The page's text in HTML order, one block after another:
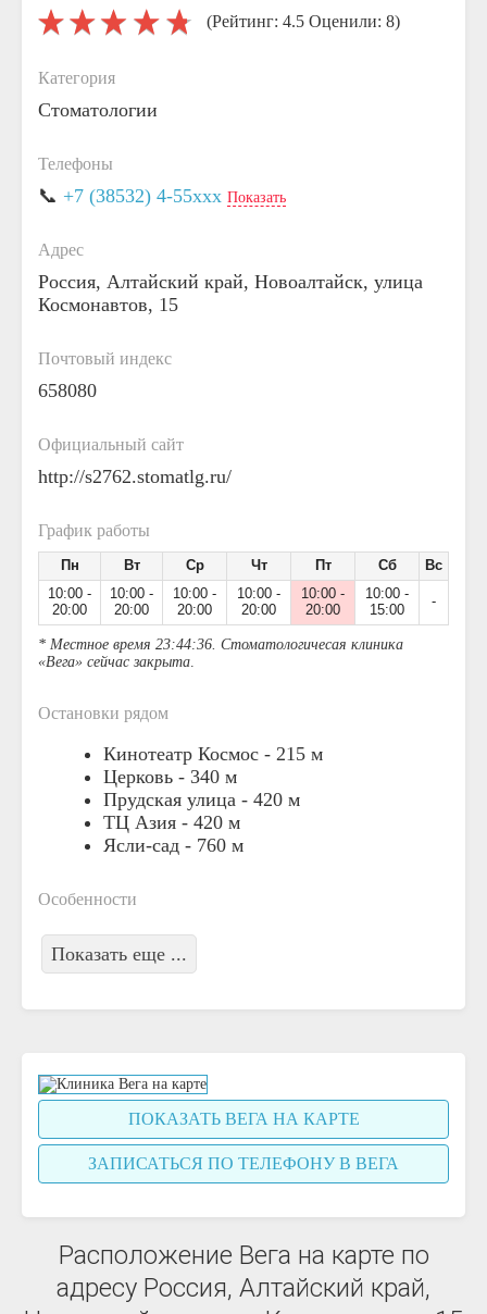
(Рейтинг: 4.5 Оценили: 8)
Категория
Стоматологии
Телефоны
📞 +7 (38532) 4-55xxx Показать
Адрес
Россия, Алтайский край, Новоалтайск, улица
Космонавтов, 15
Почтовый индекс
658080
Официальный сайт
http://s2762.stomatlg.ru/
График работы
Пн Вт Ср Чт Пт Сб
Вс
10:00 -
20:00
10:00 -
20:00
10:00 -
20:00
10:00 -
20:00
10:00 -
20:00
10:00 -
15:00
-
* Местное время 23:44:36. Стоматологичесая клиника
«Вега» сейчас закрыта.
Остановки рядом
Кинотеатр Космос - 215 м
Церковь - 340 м
Прудская улица - 420 м
ТЦ Азия - 420 м
Ясли-сад - 760 м
Особенности
Показать еще ...
ПОКАЗАТЬ ВЕГА НА КАРТЕ
ЗАПИСАТЬСЯ ПО ТЕЛЕФОНУ В ВЕГА
Расположение Вега на карте по
адресу Россия, Алтайский край,